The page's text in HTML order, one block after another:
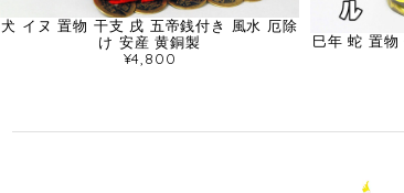
犬 イヌ 置物 干支 戌 五帝銭付き 風水 厄除
け 安産 黄銅製
¥4,800
巳年 蛇 置